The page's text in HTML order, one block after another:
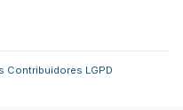
Contribuidores LGPD